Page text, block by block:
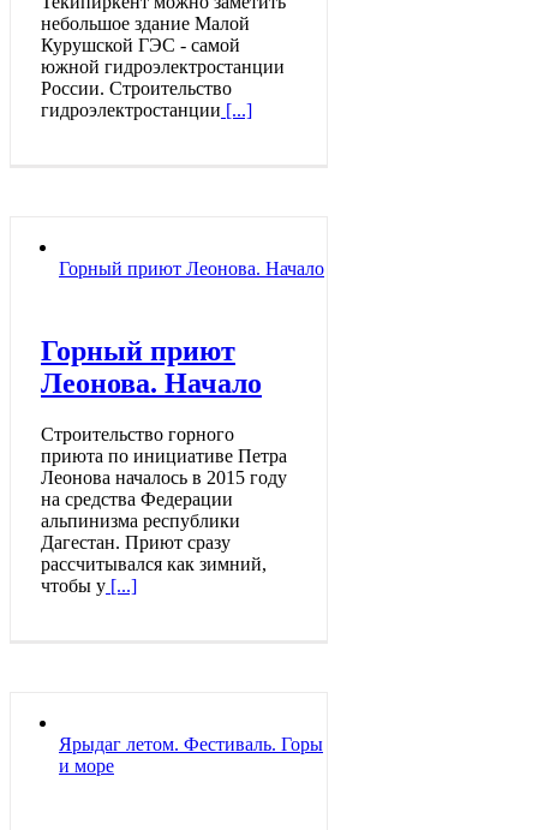
небольшое здание Малой
Курушской ГЭС - самой
южной гидроэлектростанции
России. Строительство
гидроэлектростанции [...]
Горный приют Леонова. Начало
Горный приют
Леонова. Начало
Строительство горного
приюта по инициативе Петра
Леонова началось в 2015 году
на средства Федерации
альпинизма республики
Дагестан. Приют сразу
рассчитывался как зимний,
чтобы у [...]
Ярыдаг летом. Фестиваль. Горы
и море